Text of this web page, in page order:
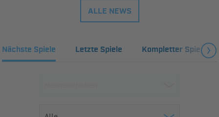
ALLE NEWS
Nächste Spiele Letzte Spiele Kompletter Spielplan